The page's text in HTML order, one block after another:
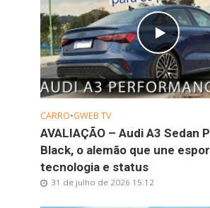
CARRO•GWEB TV
AVALIAÇÃO – Audi A3 Sedan
Black, o alemão que une
tecnologia e status
31 de julho de 2026 15:12